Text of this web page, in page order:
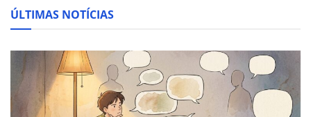
ÚLTIMAS NOTÍCIAS